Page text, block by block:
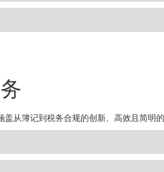
从簿记到税务合规的创新、高效且简明